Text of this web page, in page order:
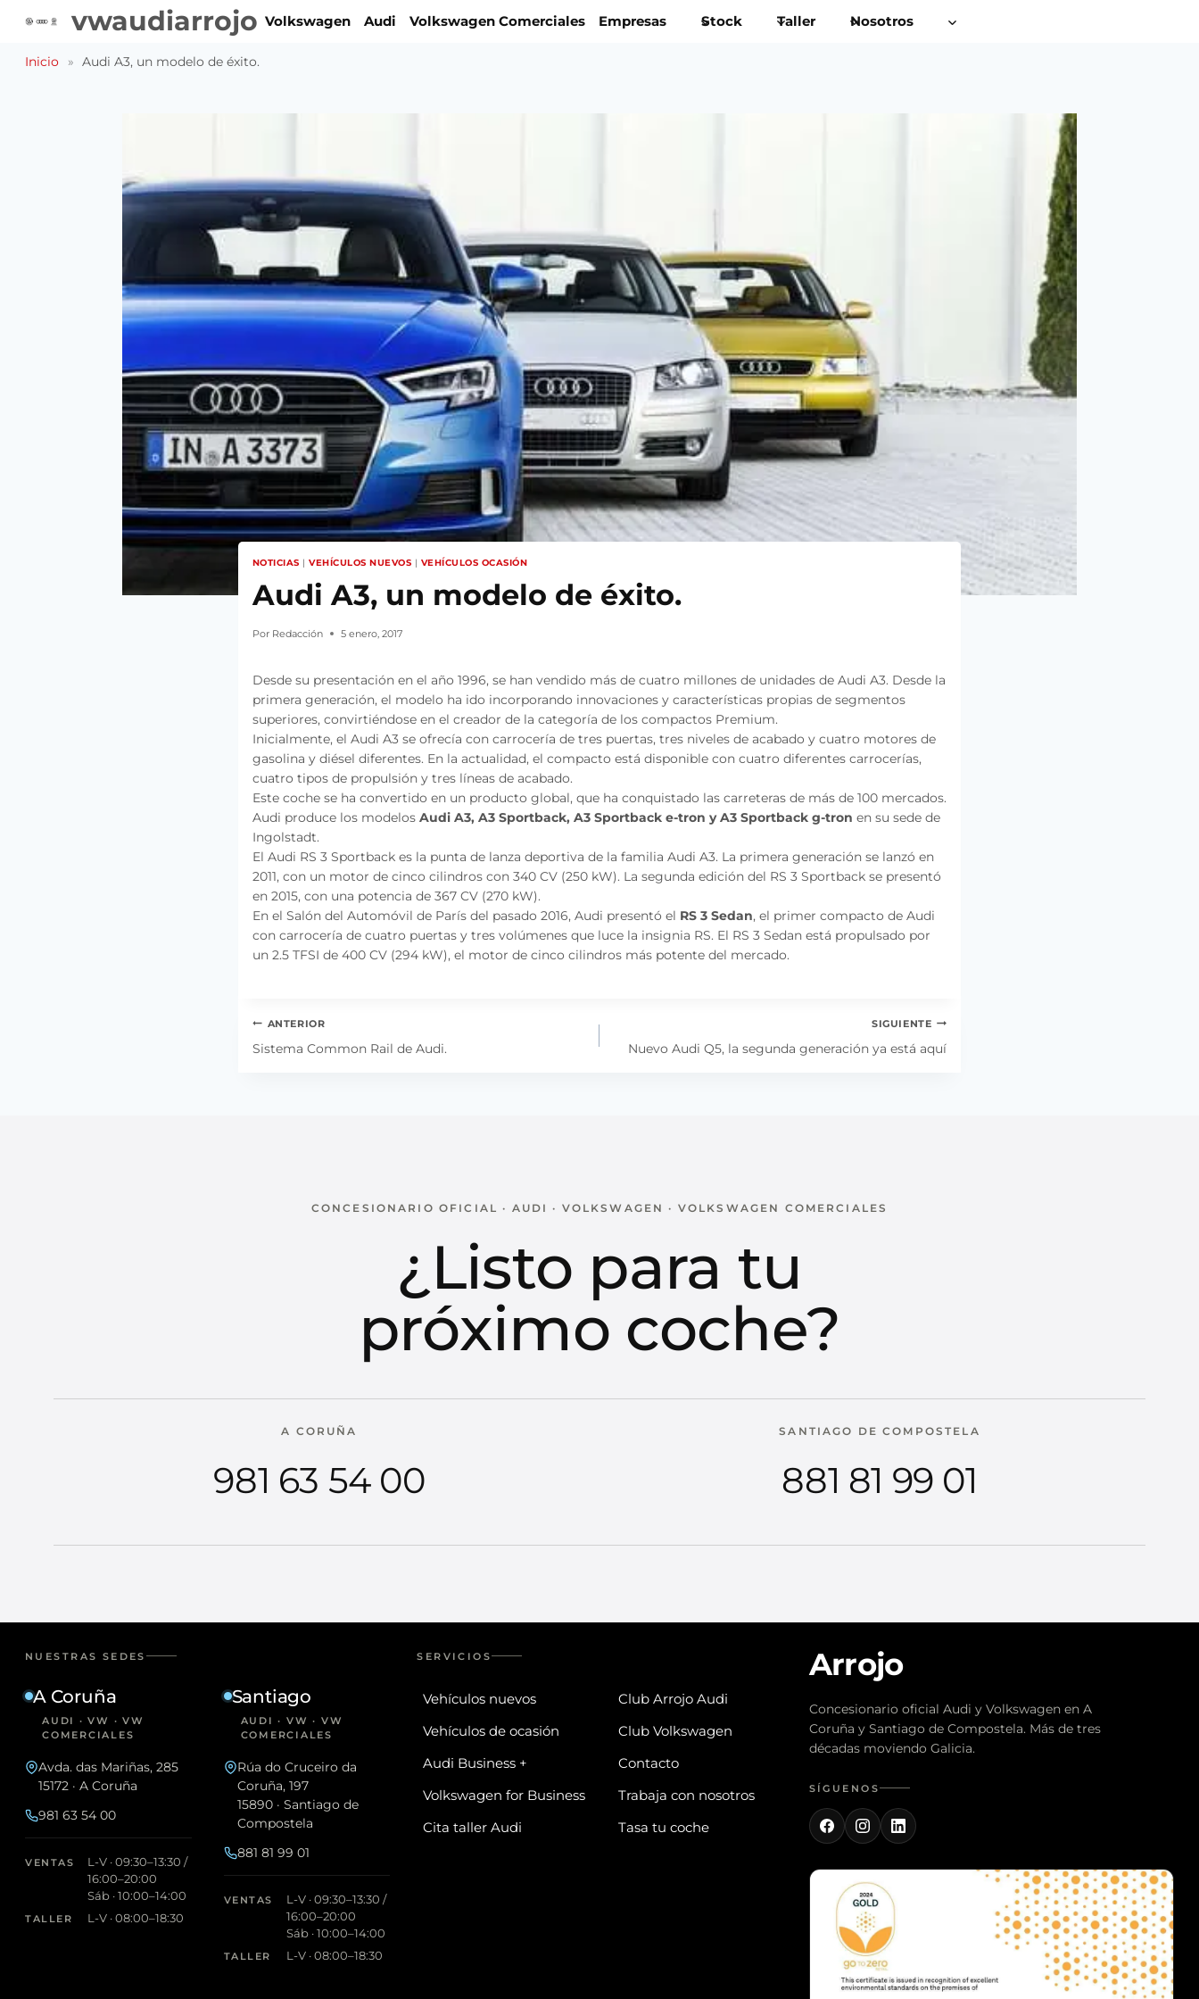
vwaudiarrojo Volkswagen Audi Volkswagen Comerciales Empresas Stock Taller Nosotros
Inicio » Audi A3, un modelo de éxito.
NOTICIAS |VEHÍCULOS NUEVOS | VEHÍCULOS OCASIÓN
Audi A3, un modelo de éxito.
Por Redacción 5 enero, 2017
Desde su presentación en el año 1996, se han vendido más de cuatro millones de unidades de Audi A3. Desde la
primera generación, el modelo ha ido incorporando innovaciones y características propias de segmentos
superiores, convirtiéndose en el creador de la categoría de los compactos Premium.
Inicialmente, el Audi A3 se ofrecía con carrocería de tres puertas, tres niveles de acabado y cuatro motores de
gasolina y diésel diferentes. En la actualidad, el compacto está disponible con cuatro diferentes carrocerías,
cuatro tipos de propulsión y tres líneas de acabado.
Este coche se ha convertido en un producto global, que ha conquistado las carreteras de más de 100 mercados.
Audi produce los modelos Audi A3, A3 Sportback, A3 Sportback e-tron y A3 Sportback g-tron en su sede de
Ingolstadt.
El Audi RS 3 Sportback es la punta de lanza deportiva de la familia Audi A3. La primera generación se lanzó en
2011, con un motor de cinco cilindros con 340 CV (250 kW). La segunda edición del RS 3 Sportback se presentó
en 2015, con una potencia de 367 CV (270 kW).
En el Salón del Automóvil de París del pasado 2016, Audi presentó el RS 3 Sedan, el primer compacto de Audi
con carrocería de cuatro puertas y tres volúmenes que luce la insignia RS. El RS 3 Sedan está propulsado por
un 2.5 TFSI de 400 CV (294 kW), el motor de cinco cilindros más potente del mercado.
Navegación
de
ANTERIOR
Sistema Common Rail de Audi.
SIGUIENTE
Nuevo Audi Q5, la segunda generación ya está aquí
CONCESIONARIO OFICIAL · AUDI · VOLKSWAGEN · VOLKSWAGEN COMERCIALES
¿Listo para tu
próximo coche?
A CORUÑA
981 63 54 00
SANTIAGO DE COMPOSTELA
881 81 99 01
NUESTRAS SEDES
A Coruña
AUDI · VW · VW
COMERCIALES
Avda. das Mariñas, 285
15172 · A Coruña
981 63 54 00
VENTAS
L-V · 09:30–13:30 /
16:00–20:00
Sáb · 10:00–14:00
TALLER L-V · 08:00–18:30
Santiago
AUDI · VW · VW
COMERCIALES
Rúa do Cruceiro da
Coruña, 197
15890 · Santiago de
Compostela
881 81 99 01
VENTAS
L-V · 09:30–13:30 /
16:00–20:00
Sáb · 10:00–14:00
TALLER L-V · 08:00–18:30
SERVICIOS
Vehículos nuevos
Vehículos de ocasión
Audi Business +
Volkswagen for Business
Cita taller Audi
Club Arrojo Audi
Club Volkswagen
Contacto
Trabaja con nosotros
Tasa tu coche
Arrojo
Concesionario oficial Audi y Volkswagen en A
Coruña y Santiago de Compostela. Más de tres
décadas moviendo Galicia.
SÍGUENOS